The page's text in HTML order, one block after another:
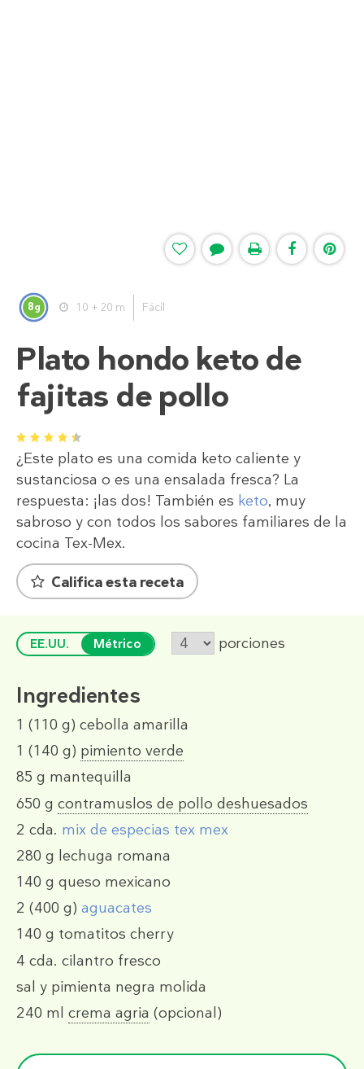
8g 10 + 20 m Fácil
Plato hondo keto de
fajitas de pollo
1 2 3 4 5
¿Este plato es una comida keto caliente y
sustanciosa o es una ensalada fresca? La
respuesta: ¡las dos! También es keto, muy
sabroso y con todos los sabores familiares de la
cocina Tex-Mex.
Califica esta receta
EE.UU. Métrico porciones
Ingredientes
1 (110 g) cebolla amarilla
1 (140 g) pimiento verde
85 g mantequilla
650 g contramuslos de pollo deshuesados
2 cda. mix de especias tex mex
280 g lechuga romana
140 g queso mexicano
2 (400 g) aguacates
140 g tomatitos cherry
4 cda. cilantro fresco
sal y pimienta negra molida
240 ml crema agria (opcional)